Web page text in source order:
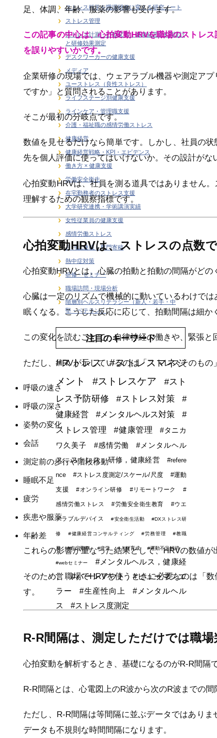
足、体調、年齢、服薬の影響も受けます。
この記事の中心は、心拍変動HRVを職場のストレ
を誤りやすいかです。
企業研修の現場では、ウェアラブル機器や測定ア
ですか」と質問されることがあります。
そこが最初の分岐点です。
数値を見せるだけなら簡単です。しかし、社員の
先を個人評価に使ってはいけないか。その設計が
心拍変動HRVは、社員を測る道具ではありません
理解するための観察指標です。
心拍変動HRVは、ストレスの点数
心拍変動HRVとは、心臓の拍動と拍動の間隔がど
心臓は一定のリズムで機械的に動いているわけで
眠くなる。こうした反応に応じて、拍動間隔は細か
この変化を読むことで、自律神経の働きや、緊張
ただし、HRVが示しているのは「ストレスそのもの
呼吸の速さ
呼吸の深さ
姿勢の変化
会話
測定前の歩行や階段移動
睡眠不足
疲労
疾患や服薬
年齢差
これらの影響が重なった結果として、HRVの数値が
そのため、職場でHRVを使うときに必要なのは「
す。
R-R間隔は、測定しただけでは職
心拍変動を解析するとき、基礎になるのがR-R間隔
R-R間隔とは、心電図上のR波から次のR波までの
ただし、R-R間隔は等間隔に並ぶデータではあり
データも不規則な時間間隔になります。
ストレス科学を職場研修に変える研究ノート
ストレス管理
ストレス計測・行動変容｜健康経営のKPI設計
と研修効果測定
デスクワーカーの健康支援
メディア
ユーストレス（良性ストレス）
ライフステージ別健康支援
ラインケア・管理職支援
介護・福祉職の感情労働ストレス
健康経営
健康経営戦略・KPI・エビデンス
働き方 × 健康支援
労働安全衛生
在宅勤務者のストレス支援
大学研究連携・学術講演実績
女性従業員の健康支援
感情労働ストレス
月刊誌連載・専門寄稿
熱中症対策
研修・セミナー
職場訪問・現場分析
階層別ヘルスリテラシー（新人・若手・中
堅・ベテラン）
注目のキーワード
#ストレス
#ストレスマネジ
メント
#ストレスケア
#スト
レス予防研修
#ストレス対策
#
健康経営
#メンタルヘルス対策
#
ストレス管理
#健康管理
#タニカ
ワ久美子
#感情労働
#メンタルヘル
ス，ストレス，研修，健康経営
#refere
nce
#ストレス度測定/スケール/尺度
#運動
支援
#オンライン研修 #リモートワーク #
感情労働ストレス #労働安全衛生教育 #ウエ
アラブルデバイス #安全衛生活動 #DXストレス研
修 #健康経営コンサルティング #労務管理 #教職
員 #在宅勤務 #疲労 #人材育成 #運動不足解消
#webセミナー
#メンタルヘルス，健康経
営
#バーンアウト
#ヒューマンエ
ラー
#生産性向上
#メンタルヘル
ス
#ストレス度測定